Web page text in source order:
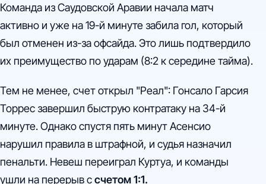
Команда из Саудовской Аравии начала матч
активно и уже на 19-й минуте забила гол, который
был отменен из-за офсайда. Это лишь подтвердило
их преимущество по ударам (8:2 к середине тайма).
Тем не менее, счет открыл "Реал": Гонсало Гарсия
Торрес завершил быструю контратаку на 34-й
минуте. Однако спустя пять минут Асенсио
нарушил правила в штрафной, и судья назначил
пенальти. Невеш переиграл Куртуа, и команды
ушли на перерыв ссчетом 1:1.